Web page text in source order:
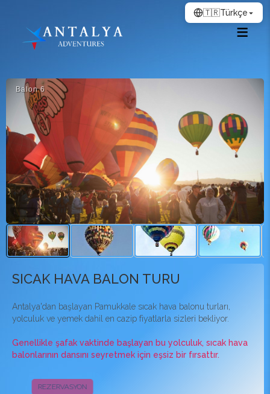
Balon 6
SICAK HAVA BALON TURU
Antalya'dan başlayan Pamukkale sıcak hava balonu turları,
yolculuk ve yemek dahil en cazip fiyatlarla sizleri bekliyor.
Genellikle şafak vaktinde başlayan bu yolculuk, sıcak hava
balonlarının dansını seyretmek için eşsiz bir fırsattır.
REZERVASYON
🇹🇷Türkçe